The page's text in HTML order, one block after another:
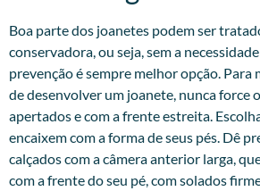
Boa parte dos joanetes podem ser
conservadora, ou seja, sem a
prevenção é sempre melhor opção. Para
de desenvolver um joanete, nunca force
apertados e com a frente estreita.
encaixem com a forma de seus pés. Dê
calçados com a câmera anterior larga,
com a frente do seu pé, com solados